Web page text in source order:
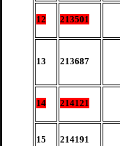
12 213501
13 213687
14 214121
15 214191